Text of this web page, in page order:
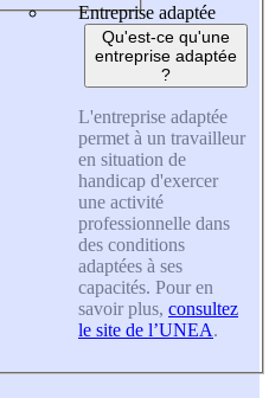
Entreprise adaptée
Qu'est-ce qu'une
entreprise adaptée
?
L'entreprise adaptée
permet à un travailleur
en situation de
handicap d'exercer
une activité
professionnelle dans
des conditions
adaptées à ses
capacités. Pour en
savoir plus, consultez
le site de l’UNEA.